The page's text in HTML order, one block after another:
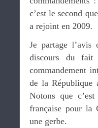
c’est le second
a rejoint en 2009.
Je partage l’avis
discours du
commandement
de la République
Notons que
française pour la
une gerbe.